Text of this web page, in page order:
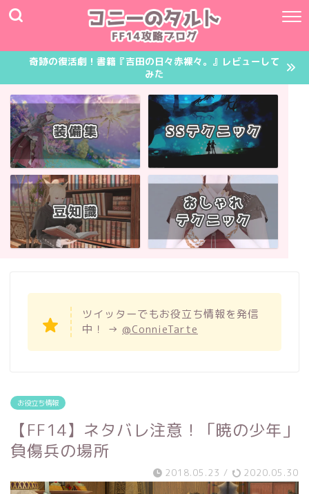
奇跡の復活劇！書籍『吉田の日々赤裸々。』レビューして
みた
ツイッターでもお役立ち情報を発信
中！ → @ConnieTarte
お役立ち情報
【FF14】ネタバレ注意！「暁の少年」
負傷兵の場所
2018.05.23 / 2020.05.30